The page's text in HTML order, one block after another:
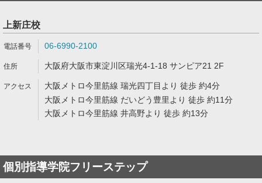
上新庄校
06-6990-2100
大阪府大阪市東淀川区瑞光4-1-18 サンピア21 2F
大阪メトロ今里筋線 瑞光四丁目より 徒歩 約4分
大阪メトロ今里筋線 だいどう豊里より 徒歩 約11分
大阪メトロ今里筋線 井高野より 徒歩 約13分
個別指導学院フリーステップ